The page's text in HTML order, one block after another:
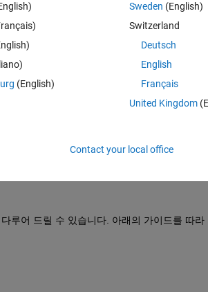
Sign
Share
루어 드릴 수 있습니다. 아래의 가이드를 따라
(English)
Sweden (English)
Switzerland
Deutsch
English
Français
United Kingdom
Contact your local office